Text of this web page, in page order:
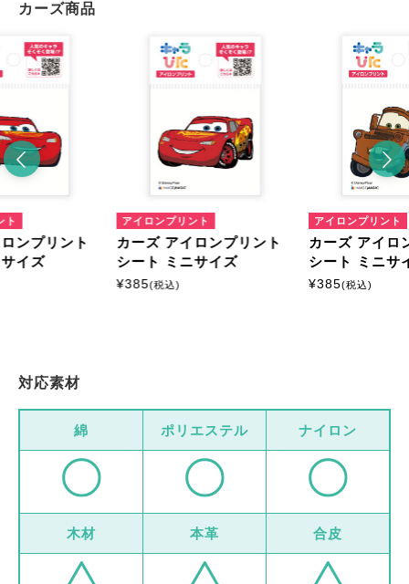
カーズ商品
ト
ンプリント
イズ
アイロンプリント
カーズ アイロンプリント
シート ミニサイズ
¥385(税込)
アイロンプリント
カーズ アイロ
シート ミニサ
¥385(税込)
対応素材
綿 ポリエステル ナイロン
木材 本革 合皮